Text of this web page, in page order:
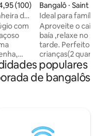
de uma avaliação média de
(100)
de
com
curta
cidade
Bangalô ⋅ Saint
Ideal para
animais de
Aproveite o
baía ,relaxe no
tarde. Perfeito
crianças(2
a 40 metros da
nadar/andar de
rochas. A casa
mediante acordo 1 hora e meia da
populares
de bangalôs